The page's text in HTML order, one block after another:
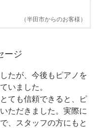
（半田市からのお客様）
ージ
たが、今後もピアノを
いました。
ても信頼できると、ピ
ただきました。実際に
、スタッフの方にもと